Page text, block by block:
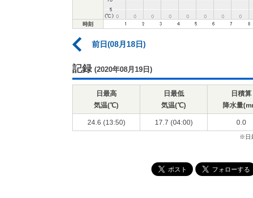
時刻
前日(08月18日)
記録 (2020年08月19日)
日最高
気温(℃)
日最低
気温(℃)
日積算
降水量
24.6 (13:50) 17.7 (04:00) 0.0
※日